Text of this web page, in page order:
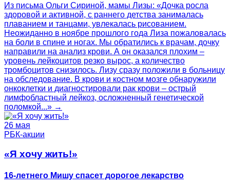
Из письма Ольги Сириной, мамы Лизы: «Дочка росла
здоровой и активной, с раннего детства занималась
плаванием и танцами, увлекалась рисованием.
Неожиданно в ноябре прошлого года Лиза пожаловалась
на боли в спине и ногах. Мы обратились к врачам, дочку
направили на анализ крови. А он оказался плохим –
уровень лейкоцитов резко вырос, а количество
тромбоцитов снизилось. Лизу сразу положили в больницу
на обследование. В крови и костном мозге обнаружили
онкоклетки и диагностировали рак крови – острый
лимфобластный лейкоз, осложненный генетической
поломкой...» →
26 мая
РБК-акции
«Я хочу жить!»
16-летнего Мишу спасет дорогое лекарство